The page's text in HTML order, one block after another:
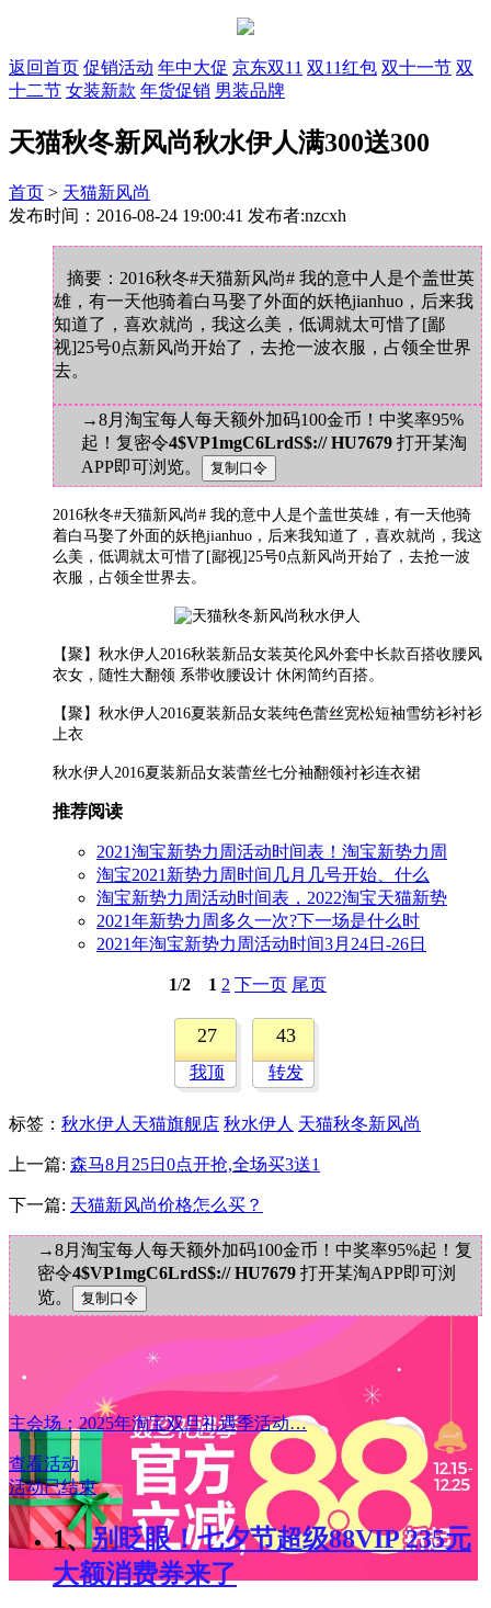
返回首页 促销活动 年中大促 京东双11 双11红包 双十一节 双
十二节 女装新款 年货促销 男装品牌
天猫秋冬新风尚秋水伊人满300送300
首页 > 天猫新风尚
发布时间：2016-08-24 19:00:41 发布者:nzcxh
摘要：2016秋冬#天猫新风尚# 我的意中人是个盖世英
雄，有一天他骑着白马娶了外面的妖艳jianhuo，后来我
知道了，喜欢就尚，我这么美，低调就太可惜了[鄙
视]25号0点新风尚开始了，去抢一波衣服，占领全世界
去。
→8月淘宝每人每天额外加码100金币！中奖率95%
起！复密令4$VP1mgC6LrdS$:// HU7679 打开某淘
APP即可浏览。
2016秋冬#天猫新风尚# 我的意中人是个盖世英雄，有一天他骑
着白马娶了外面的妖艳jianhuo，后来我知道了，喜欢就尚，我这
么美，低调就太可惜了[鄙视]25号0点新风尚开始了，去抢一波
衣服，占领全世界去。
【聚】秋水伊人2016秋装新品女装英伦风外套中长款百搭收腰风
衣女，随性大翻领 系带收腰设计 休闲简约百搭。
【聚】秋水伊人2016夏装新品女装纯色蕾丝宽松短袖雪纺衫衬衫
上衣
秋水伊人2016夏装新品女装蕾丝七分袖翻领衬衫连衣裙
推荐阅读
2021淘宝新势力周活动时间表！淘宝新势力周
淘宝2021新势力周时间几月几号开始、什么
淘宝新势力周活动时间表，2022淘宝天猫新势
2021年新势力周多久一次?下一场是什么时
2021年淘宝新势力周活动时间3月24日-26日
1/2 1 2 下一页 尾页
27
我顶
43
转发
标签 ： 秋水伊人天猫旗舰店 秋水伊人 天猫秋冬新风尚
上一篇: 森马8月25日0点开抢,全场买3送1
下一篇: 天猫新风尚价格怎么买？
→8月淘宝每人每天额外加码100金币！中奖率95%起！复
密令4$VP1mgC6LrdS$:// HU7679 打开某淘APP即可浏
览。
主会场：2025年淘宝双旦礼遇季活动…
查看活动
活动已结束
1、 别眨眼！七夕节超级88VIP 235元
大额消费券来了